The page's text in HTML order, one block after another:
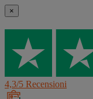
×
4,3/5 Recensioni